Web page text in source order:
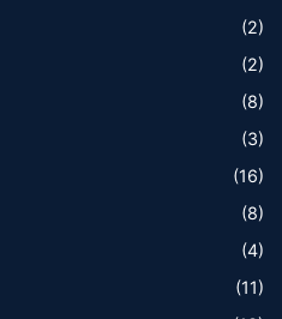
(2)
(2)
(8)
(3)
(16)
(8)
(4)
(11)